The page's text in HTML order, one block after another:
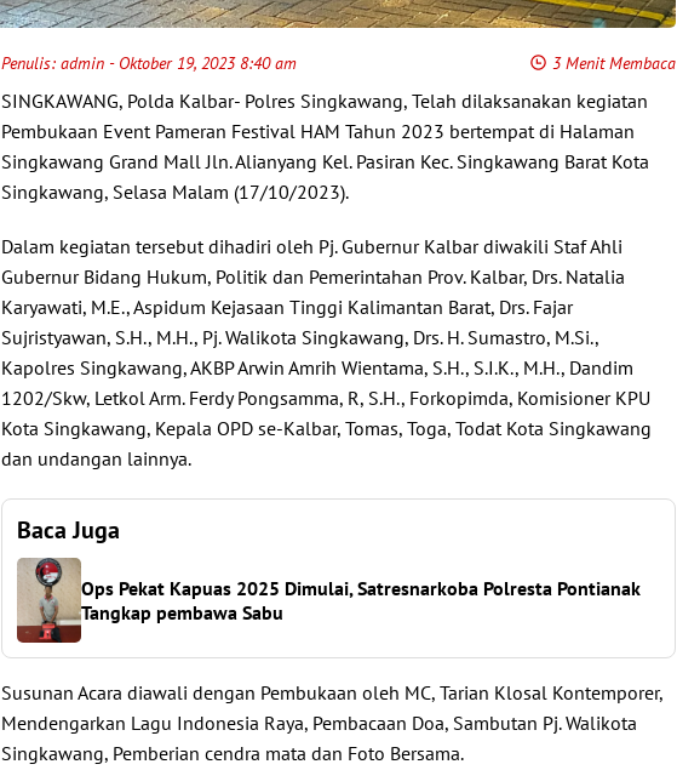
Penulis:admin - Oktober 19, 2023 8:40 am 3 Menit Membaca
SINGKAWANG, Polda Kalbar- Polres Singkawang, Telah dilaksanakan kegiatan
Pembukaan Event Pameran Festival HAM Tahun 2023 bertempat di Halaman
Singkawang Grand Mall Jln. Alianyang Kel. Pasiran Kec. Singkawang Barat Kota
Singkawang, Selasa Malam (17/10/2023).
Dalam kegiatan tersebut dihadiri oleh Pj. Gubernur Kalbar diwakili Staf Ahli
Gubernur Bidang Hukum, Politik dan Pemerintahan Prov. Kalbar, Drs. Natalia
Karyawati, M.E., Aspidum Kejasaan Tinggi Kalimantan Barat, Drs. Fajar
Sujristyawan, S.H., M.H., Pj. Walikota Singkawang, Drs. H. Sumastro, M.Si.,
Kapolres Singkawang, AKBP Arwin Amrih Wientama, S.H., S.I.K., M.H., Dandim
1202/Skw, Letkol Arm. Ferdy Pongsamma, R, S.H., Forkopimda, Komisioner KPU
Kota Singkawang, Kepala OPD se-Kalbar, Tomas, Toga, Todat Kota Singkawang
dan undangan lainnya.
Baca Juga
Ops Pekat Kapuas 2025 Dimulai, Satresnarkoba Polresta Pontianak
Tangkap pembawa Sabu
Susunan Acara diawali dengan Pembukaan oleh MC, Tarian Klosal Kontemporer,
Mendengarkan Lagu Indonesia Raya, Pembacaan Doa, Sambutan Pj. Walikota
Singkawang, Pemberian cendra mata dan Foto Bersama.